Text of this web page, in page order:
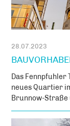
28.07.2023
Das Fennpfuhler
neues Quartier
Brunnow-Straße